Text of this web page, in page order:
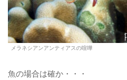
メラネシアンアンティアスの喧嘩
魚の場合は確か・・・